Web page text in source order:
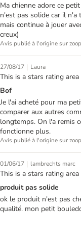
Ma chienne adore ce
n'est pas solide car il n'a
mais continue à jouer
creux)
Avis publié à l'origine sur
27/08/17 | Laura
This is a stars rating
Bof
Je l'ai acheté pour ma
comparer aux autres
longtemps. On l'a remis
fonctionne plus.
Avis publié à l'origine sur
01/06/17 | lambrechts marc
This is a stars rating
produit pas solide
ok le produit n'est pas
qualité. mon petit